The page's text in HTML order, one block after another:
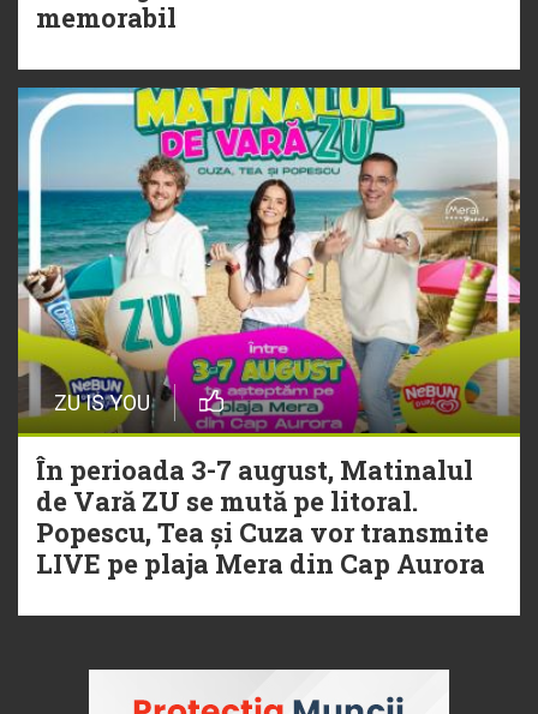
Torpedoul lui Morar: Theo Rose -
memorabil
ZU IS YOU
În perioada 3-7 august, Matinalul
de Vară ZU se mută pe litoral.
Popescu, Tea și Cuza vor transmite
LIVE pe plaja Mera din Cap Aurora